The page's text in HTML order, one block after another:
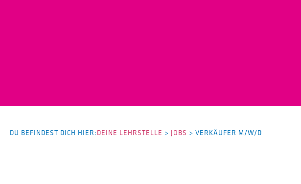
DU BEFINDEST DICH HIER:DEINE LEHRSTELLE > JOBS > VERKÄUFER M/W/D